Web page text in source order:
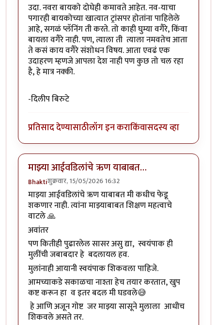
उदा. नवरा बायको दोघेही कमावते आहेत. नव-याचा
पगारही बायकोच्या खात्यात ट्रांसपर होतांना पाहिलेले
आहे, सगळं प्लॅनिंग ती करते. तो काही घुम्या वगैरे, किंवा
बायला वगैरे नाही. पण, त्याला ती त्याला नमवतेच आता
ते कसं काय वगैरे संशोधन विषय. आता एवढं एक
उदाहरण म्हणजे आपला देश नाही पण कुछ तो चल रहा
है, हे मात्र नक्की.
-दिलीप बिरुटे
प्रतिसाद देण्यासाठीलॉग इन कराकिंवासदस्य व्हा
माझ्या आईवडिलांचे ऋण याबाबत…
Bhaktiशुक्रवार, 15/05/2026 16:32
माझ्या आईवडिलांचे ऋण याबाबत मी कधीच फेडू
शकणार नाही. त्यांना माझ्याबाबत शिक्षण महत्वाचे
वाटले 🙏
अवांतर
पण कितीही पुढारलेल सासर असु द्या, स्वयंपाक ही
मुलींची जबाबदार हे बदलायल हव.
मुलांनाही आयानी स्वयंपाक शिकवला पाहिजे.
आमच्याकडे सकाळचा नाश्ता हेच तयार करतात, खुप
कष्ट करून हा व इतर बदल मी घडवले😅
हे आणि अजून गोष्ट जर माझ्या सासूने मुलाला आधीच
शिकवले असते तर.